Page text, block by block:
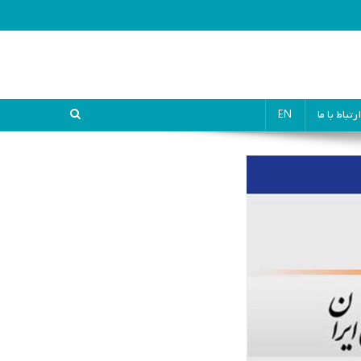
ارتباط با ما EN